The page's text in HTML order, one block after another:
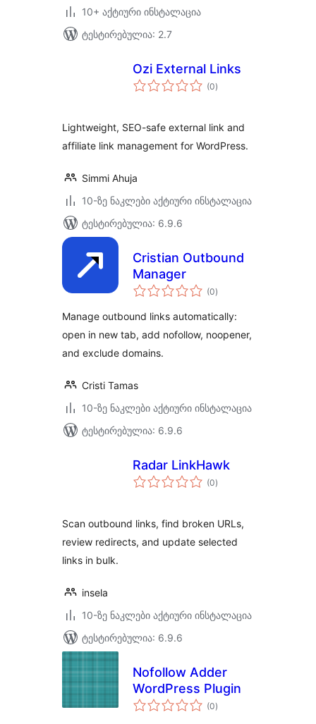
10+ აქტიური ინსტალაცია
ტესტირებულია: 2.7
Ozi External Links
(0საერთო
რეიტინგი
)
Lightweight, SEO-safe external link and
affiliate link management for WordPress.
Simmi Ahuja
10-ზე ნაკლები აქტიური ინსტალაცია
ტესტირებულია: 6.9.6
Cristian Outbound
Manager
(0საერთო
რეიტინგი
)
Manage outbound links automatically:
open in new tab, add nofollow, noopener,
and exclude domains.
Cristi Tamas
10-ზე ნაკლები აქტიური ინსტალაცია
ტესტირებულია: 6.9.6
Radar LinkHawk
(0საერთო
რეიტინგი
)
Scan outbound links, find broken URLs,
review redirects, and update selected
links in bulk.
insela
10-ზე ნაკლები აქტიური ინსტალაცია
ტესტირებულია: 6.9.6
Nofollow Adder
WordPress Plugin
(0საერთო
რეიტინგი
)